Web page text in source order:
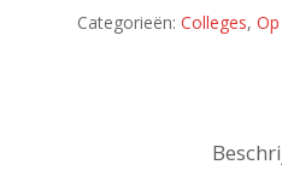
Categorieën: Colleges,